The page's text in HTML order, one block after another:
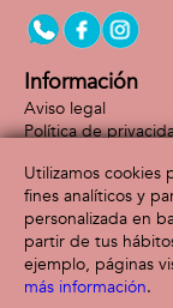
Información
Aviso legal
Política de
Formas de
Utilizamos cookies
fines analíticos y
personalizada en
partir de tus
ejemplo, páginas
más información.